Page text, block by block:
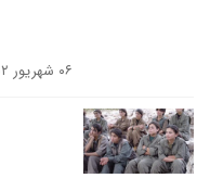
۰۶ شهریور ۱۴۰۲